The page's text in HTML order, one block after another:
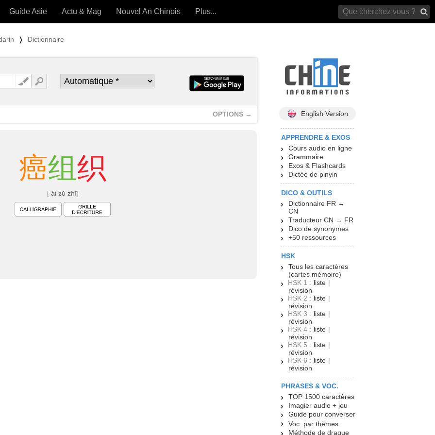
OUTILS) »
Guide Asie Actu & Mag Nouvel An Chinois Plus...
❭ Dictionnaire
OPTIONS →
癌组织
[ ái zǔ zhī]
English Version
APPRENDRE & EXOS
Cours audio en ligne
Grammaire
Exos & Flashcards
Dictée de pinyin
DICO & OUTILS
Dictionnaire FR ↔
CN
Traducteur CN → FR
Dico de synonymes
+50 ressources
HSK
Tous les caractères
(cartes mémoire)
HSK 1 : liste |
révision
HSK 2 : liste |
révision
HSK 3 : liste |
révision
HSK 4 : liste |
révision
HSK 5 : liste |
révision
HSK 6 : liste |
révision
PHRASES & VOC.
TOP 1500 caractères
Imagier audio + jeu
Guide pour converser
Voc. par thèmes
Méthode de drague